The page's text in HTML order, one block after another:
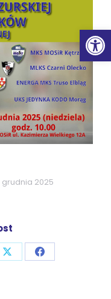
grudnia 2025
UdostępnijUdostępnij